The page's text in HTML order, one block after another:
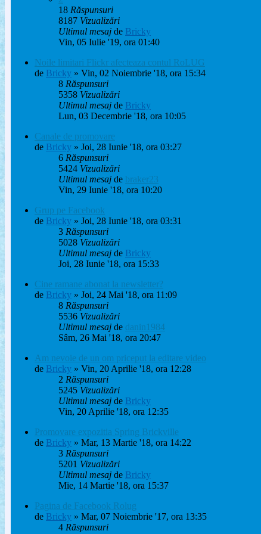
18 Răspunsuri
8187 Vizualizări
Ultimul mesaj de Bricky
Vin, 05 Iulie '19, ora 01:40
Noile limitari Flickr afecteaza contul RoLUG
de Bricky » Vin, 02 Noiembrie '18, ora 15:34
8 Răspunsuri
5358 Vizualizări
Ultimul mesaj de Bricky
Lun, 03 Decembrie '18, ora 10:05
Canale de promovare
de Bricky » Joi, 28 Iunie '18, ora 03:27
6 Răspunsuri
5424 Vizualizări
Ultimul mesaj de braker23
Vin, 29 Iunie '18, ora 10:20
Grup pe Facebook
de Bricky » Joi, 28 Iunie '18, ora 03:31
3 Răspunsuri
5028 Vizualizări
Ultimul mesaj de Bricky
Joi, 28 Iunie '18, ora 15:33
Cine ramane abonat la newsletter?
de Bricky » Joi, 24 Mai '18, ora 11:09
8 Răspunsuri
5536 Vizualizări
Ultimul mesaj de danin1984
Sâm, 26 Mai '18, ora 20:47
Am nevoie de un om priceput la editare video
de Bricky » Vin, 20 Aprilie '18, ora 12:28
2 Răspunsuri
5245 Vizualizări
Ultimul mesaj de Bricky
Vin, 20 Aprilie '18, ora 12:35
Promovare expozitia Spring Brickville
de Bricky » Mar, 13 Martie '18, ora 14:22
3 Răspunsuri
5201 Vizualizări
Ultimul mesaj de Bricky
Mie, 14 Martie '18, ora 15:37
Pagina de Facebook Rolug
de Bricky » Mar, 07 Noiembrie '17, ora 13:35
4 Răspunsuri